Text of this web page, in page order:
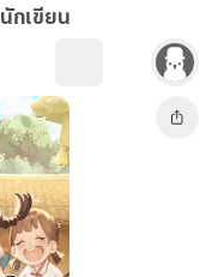
กเขียน